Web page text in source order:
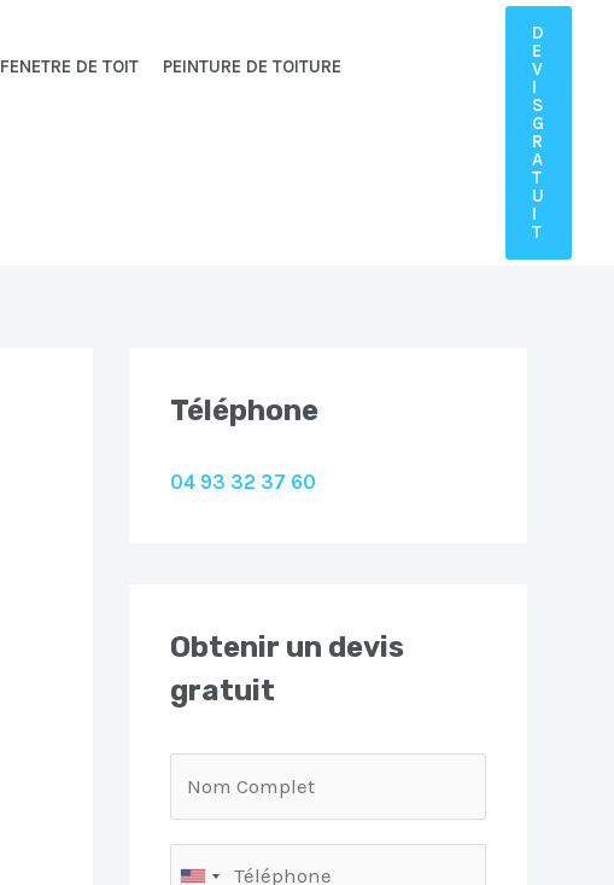
FENETRE DE TOIT PEINTURE DE TOITURE
D
E
V
I
S
G
R
A
T
U
I
T
Téléphone
04 93 32 37 60
Obtenir un devis
gratuit